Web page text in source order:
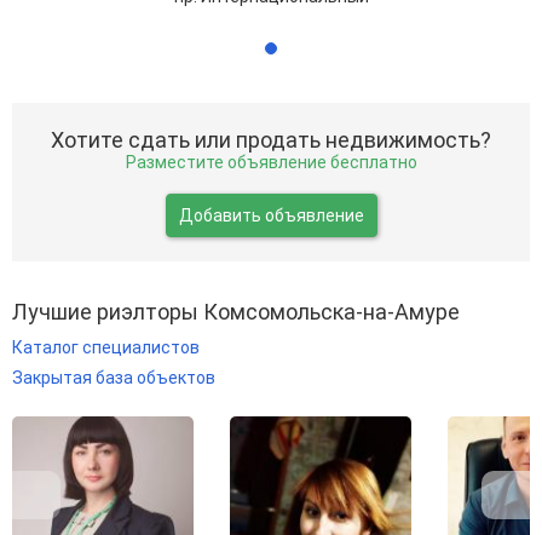
Хотите сдать или продать недвижимость?
Разместите объявление бесплатно
Добавить объявление
Лучшие риэлторы Комсомольска-на-Амуре
Каталог специалистов
Закрытая база объектов